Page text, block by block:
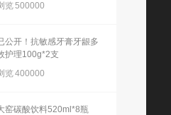
览500000
公开！抗敏感牙膏牙龈多
护理100g*2支
览400000
窑碳酸饮料520ml*8瓶